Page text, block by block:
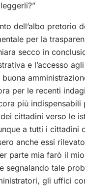
dell’albo pretorio
per la
secco in
e l’accesso
per le recenti
più indispensabili
cittadini verso le
a tutti i cittadini
anche essi
parte mia farò il
segnalando tale
gli uffici